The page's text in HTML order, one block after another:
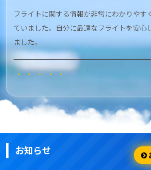
フライトに関する情報が非常にわかりやす
ていました。自分に最適なフライトを安心
ました。
★★★★★
安さ・お得
安くてお得に利用出来ました。
★★★★☆
お知らせ